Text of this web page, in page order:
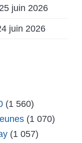
25 juin 2026
juin 2026
(1 560)
(1 070)
(1 057)